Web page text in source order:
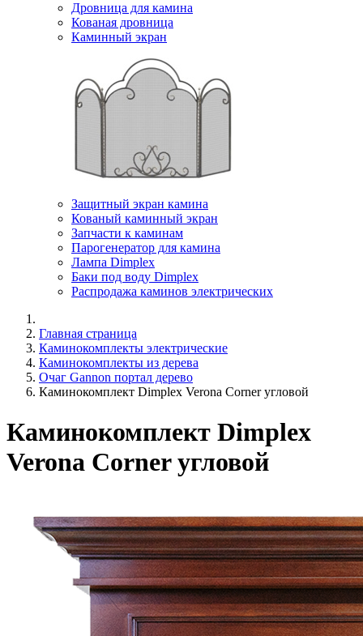
Дровница для камина
Кованая дровница
Каминный экран
Защитный экран камина
Кованый каминный экран
Запчасти к каминам
Парогенератор для камина
Лампа Dimplex
Баки под воду Dimplex
Распродажа каминов электрических
Главная страница
Каминокомплекты электрические
Каминокомплекты из дерева
Очаг Gannon портал дерево
Каминокомплект Dimplex Verona Corner угловой
Каминокомплект Dimplex
Verona Corner угловой